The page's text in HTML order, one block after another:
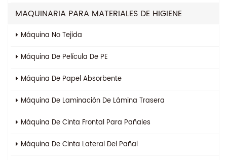
MAQUINARIA PARA MATERIALES DE HIGIENE
Máquina No Tejida
Máquina De Película De PE
Máquina De Papel Absorbente
Máquina De Laminación De Lámina Trasera
Máquina De Cinta Frontal Para Pañales
Máquina De Cinta Lateral Del Pañal